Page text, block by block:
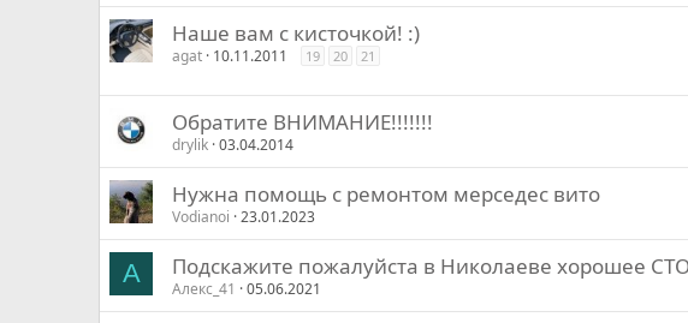
Наше вам с кисточкой! :)
agat 10.11.2011 19 20 21
Обратите ВНИМАНИЕ!!!!!!!
drylik 03.04.2014
Нужна помощь с ремонтом мерседес вито
Vodianoi 23.01.2023
А Подскажите пожалуйста в Николаеве хорошее
Алекс_41 05.06.2021